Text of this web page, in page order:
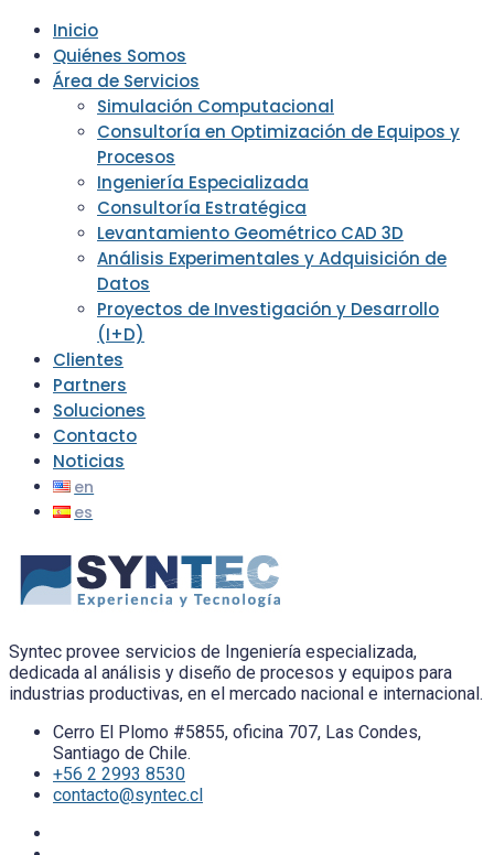
Inicio
Quiénes Somos
Área de Servicios
Simulación Computacional
Consultoría en Optimización de Equipos y
Procesos
Ingeniería Especializada
Consultoría Estratégica
Levantamiento Geométrico CAD 3D
Análisis Experimentales y Adquisición de
Datos
Proyectos de Investigación y Desarrollo
(I+D)
Clientes
Partners
Soluciones
Contacto
Noticias
Syntec provee servicios de Ingeniería especializada,
dedicada al análisis y diseño de procesos y equipos para
industrias productivas, en el mercado nacional e internacional.
Cerro El Plomo #5855, oficina 707, Las Condes,
Santiago de Chile.
+56 2 2993 8530
contacto@syntec.cl